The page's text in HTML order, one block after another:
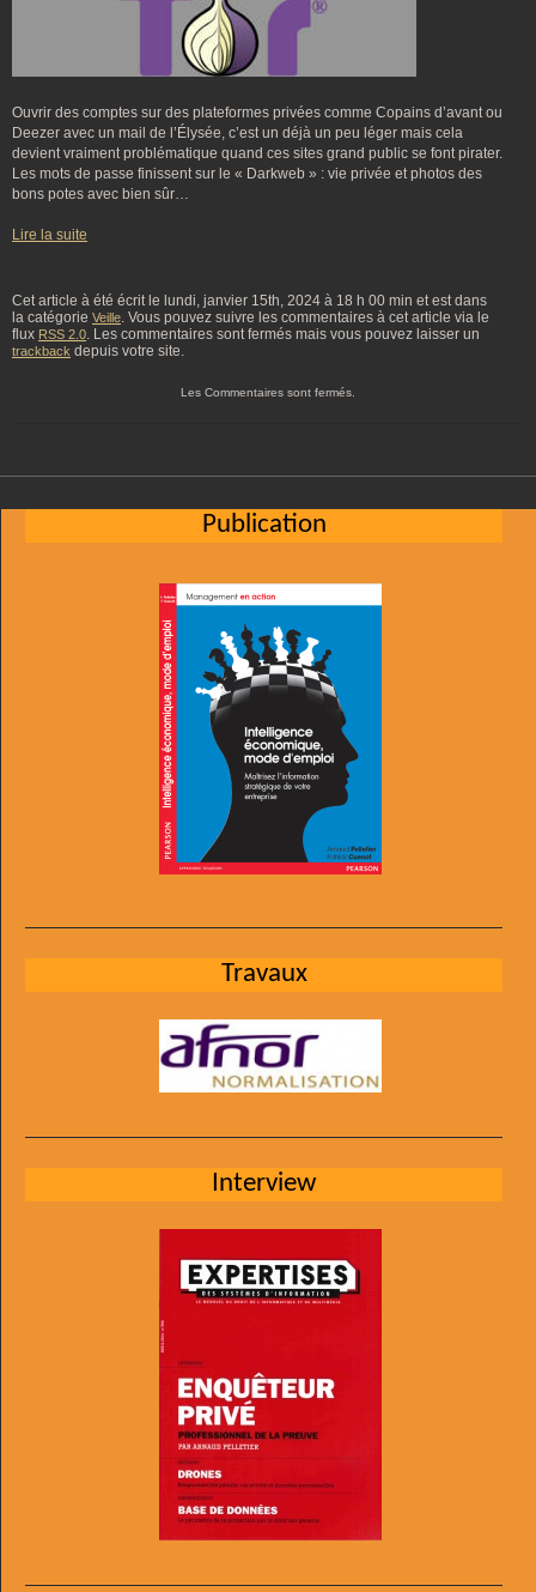
Ouvrir des comptes sur des plateformes privées comme Copains d’avant ou
Deezer avec un mail de l’Élysée, c’est un déjà un peu léger mais cela
devient vraiment problématique quand ces sites grand public se font pirater.
Les mots de passe finissent sur le « Darkweb » : vie privée et photos des
bons potes avec bien sûr…
Lire la suite
Cet article à été écrit le lundi, janvier 15th, 2024 à 18 h 00 min et est dans
la catégorie Veille. Vous pouvez suivre les commentaires à cet article via le
flux RSS 2.0. Les commentaires sont fermés mais vous pouvez laisser un
trackback depuis votre site.
Les Commentaires sont fermés.
Publication
Travaux
Interview